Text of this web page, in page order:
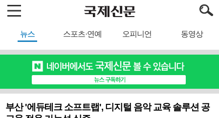
뉴스 스포츠·연예 오피니언 동영상
부산 '에듀테크 소프트랩', 디지털 음악 교육 솔루션 공